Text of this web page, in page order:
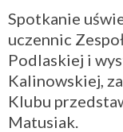
Spotkanie
uczennic
Podlaskiej i
Kalinowskiej,
Klubu
Matusiak.